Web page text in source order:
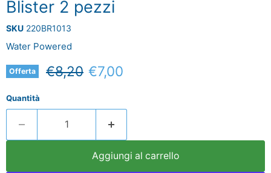
Blister 2 pezzi
SKU 220BR1013
Water Powered
Offerta Prezzo originale
€8,20 Prezzo attuale
€7,00
Quantità
Aggiungi al carrello